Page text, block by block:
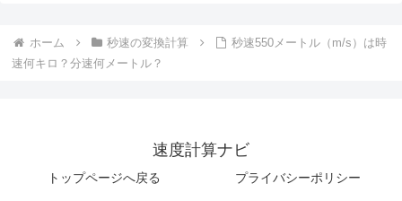
ホーム 秒速の変換計算
秒速550メートル（m/s）は時
速何キロ？分速何メートル？
速度計算ナビ
トップページへ戻る プライバシーポリシー